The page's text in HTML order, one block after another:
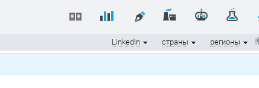
регионы
страны
LinkedIn